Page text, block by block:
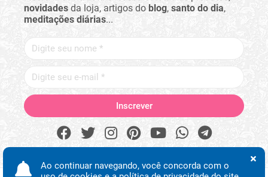
novidades da loja, artigos do blog, santo do dia,
meditações diárias...
Ao continuar navegando, você concorda com o